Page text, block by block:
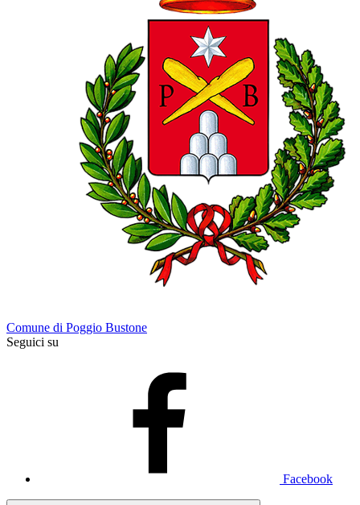
Comune di Poggio Bustone
Seguici su
Facebook